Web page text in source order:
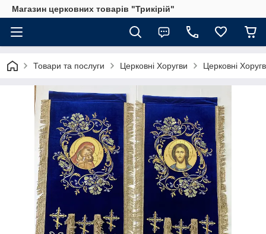
Магазин церковних товарів "Трикірій"
Товари та послуги Церковні Хоругви Церковні